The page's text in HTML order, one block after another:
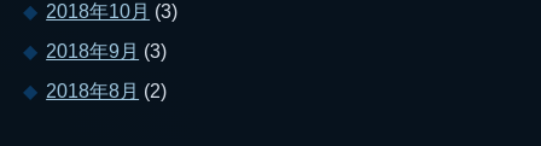
2018年10月 (3)
2018年9月 (3)
2018年8月 (2)